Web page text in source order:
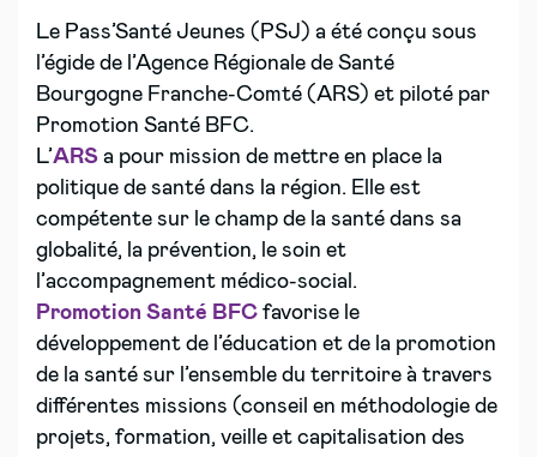
Le Pass’Santé Jeunes (PSJ) a été conçu sous
l’égide de l’Agence Régionale de Santé
Bourgogne Franche-Comté (ARS) et piloté par
Promotion Santé BFC.
L’ARS a pour mission de mettre en place la
politique de santé dans la région. Elle est
compétente sur le champ de la santé dans sa
globalité, la prévention, le soin et
l’accompagnement médico-social.
Promotion Santé BFC favorise le
développement de l’éducation et de la promotion
de la santé sur l’ensemble du territoire à travers
différentes missions (conseil en méthodologie de
projets, formation, veille et capitalisation des